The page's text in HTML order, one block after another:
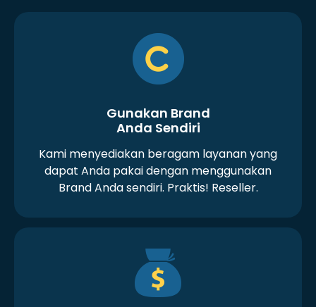
Gunakan Brand
Anda Sendiri
Kami menyediakan beragam layanan yang
dapat Anda pakai dengan menggunakan
Brand Anda sendiri. Praktis! Reseller.